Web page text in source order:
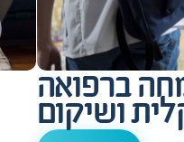
ברפואה
ושיקום